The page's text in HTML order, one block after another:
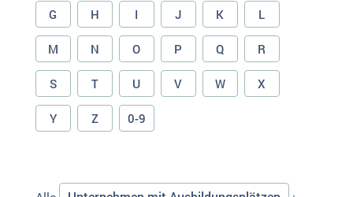
G H I J K L
M N O P Q R
S T U V W X
Y Z 0-9